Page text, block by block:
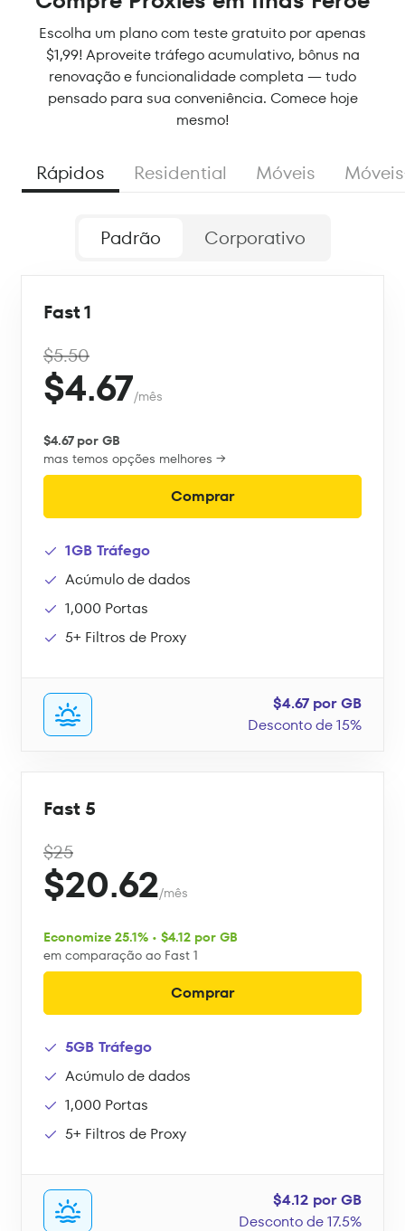
Escolha um plano com teste gratuito por apenas
$1,99! Aproveite tráfego acumulativo, bônus na
renovação e funcionalidade completa — tudo
pensado para sua conveniência. Comece hoje
mesmo!
Rápidos Residential Móveis
Padrão Corporativo
Fast 1
$5.50
$4.67/mês
$4.67 por GB
mas temos opções melhores →
Comprar
1GB Tráfego
Acúmulo de dados
1,000 Portas
5+ Filtros de Proxy
$4.67 por GB
Desconto de 15%
Fast 5
$25
$20.62/mês
Economize 25.1% • $4.12 por GB
em comparação ao Fast 1
Comprar
5GB Tráfego
Acúmulo de dados
1,000 Portas
5+ Filtros de Proxy
$4.12 por GB
Desconto de 17.5%